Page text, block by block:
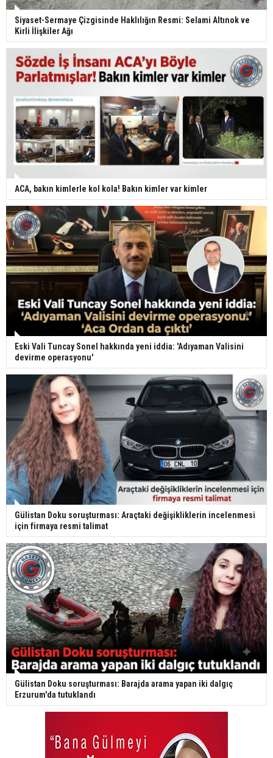
Siyaset-Sermaye Çizgisinde Haklılığın Resmi: Selami Altınok ve
Kirli İlişkiler Ağı
ACA, bakın kimlerle kol kola! Bakın kimler var kimler
Eski Vali Tuncay Sonel hakkında yeni iddia: 'Adıyaman Valisini
devirme operasyonu'
Gülistan Doku soruşturması: Araçtaki değişikliklerin incelenmesi
için firmaya resmi talimat
Gülistan Doku soruşturması: Barajda arama yapan iki dalgıç
Erzurum'da tutuklandı